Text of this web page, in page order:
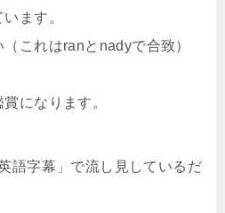
ます。
これはranとnadyで合致）
になります。
語字幕」で流し見しているだ